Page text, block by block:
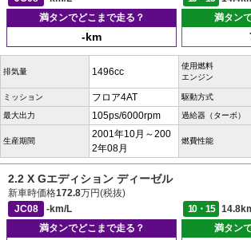
満タンでどこまで走る？
-km
満タン
排気量 1496cc
使用燃料
エンジン
ミッション フロア4AT 駆動方式
最大出力 105ps/6000rpm 過給器（ターボ）
生産期間
2001年10月～200
2年08月
燃費性能
2.2 X Gエディション ディーゼル
新車時価格172.8万円(税抜)
JC08
-km/L 10・15
満タンでどこまで走る？
満タン